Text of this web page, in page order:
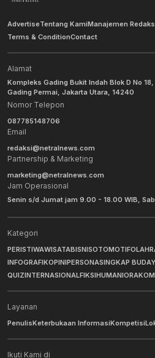
AdvertiseTentang KamiManajemen
Terms & ConditionContact
Alamat
Kompleks Gading Bukit Indah Blok D No
Gading Permai, Jakarta Utara, 14240
Nomor Telepon
087785148706
Email
redaksi@netralnews.com
Partnership & Marketing
marketing@netralnews.com
Jam Operasional
Senin s/d Jumat jam 9.00 - 18.00 WIB,
Kategori
PERISTIWAWISATABISNISOTOMOTIF
INFOGRAFIKOPINIPERSONASINGKAP
QUIZINTERNASIONALFIKSIHUMANIORA
Layanan
PenulisKeterbukaan InformasiKompetisi
Ikuti Kami di